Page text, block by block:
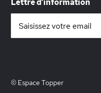
Lettre d’information
notre
© Espace Topper